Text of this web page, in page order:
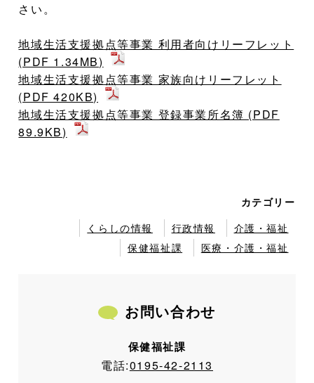
さい。
地域生活支援拠点等事業 利用者向けリーフレット
(PDF 1.34MB)
地域生活支援拠点等事業 家族向けリーフレット
(PDF 420KB)
地域生活支援拠点等事業 登録事業所名簿 (PDF
89.9KB)
カテゴリー
くらしの情報
行政情報
介護・福祉
保健福祉課
医療・介護・福祉
お問い合わせ
保健福祉課
電話:0195-42-2113